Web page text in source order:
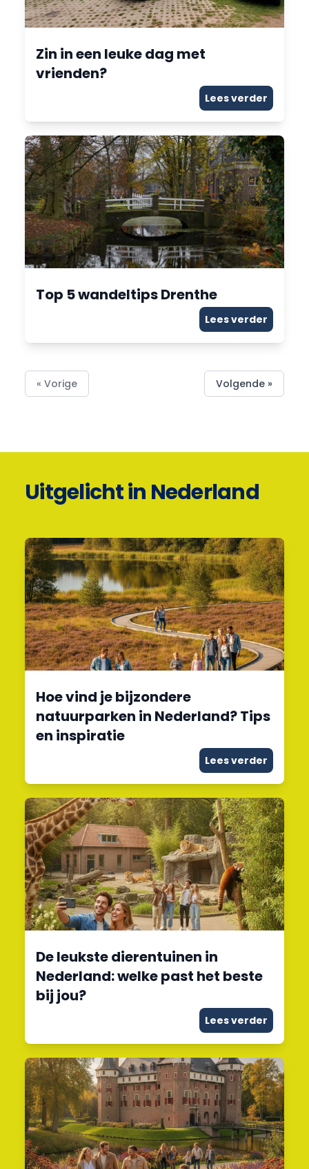
Zin in een leuke dag met
vrienden?
Lees verder
Top 5 wandeltips Drenthe
Lees verder
« Vorige Volgende »
Uitgelicht in Nederland
Hoe vind je bijzondere
natuurparken in Nederland? Tips
en inspiratie
Lees verder
De leukste dierentuinen in
Nederland: welke past het beste
bij jou?
Lees verder